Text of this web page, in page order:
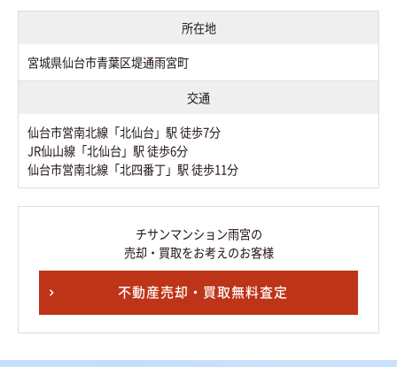
所在地
宮城県仙台市青葉区堤通雨宮町
交通
仙台市営南北線「北仙台」駅 徒歩7分
JR仙山線「北仙台」駅 徒歩6分
仙台市営南北線「北四番丁」駅 徒歩11分
チサンマンション雨宮の
売却・買取をお考えのお客様
不動産売却・買取無料査定